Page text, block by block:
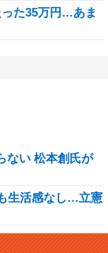
た35万円…あま
ない 松本創氏が
生活感なし…立憲